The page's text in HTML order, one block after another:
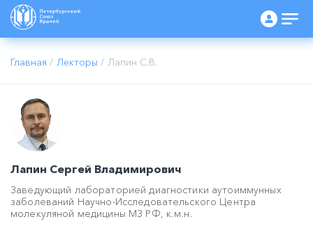
Главная / Лекторы / Лапин С.В.
Лапин Сергей Владимирович
Заведующий лабораторией диагностики аутоиммунных
заболеваний Научно-Исследовательского Центра
молекуляной медицины МЗ РФ, к.м.н.